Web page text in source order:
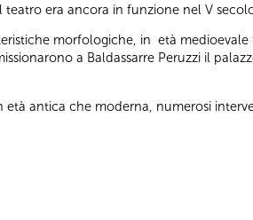
teatro era ancora in funzione nel V
morfologiche, in età
a Baldassarre Peruzzi il
antica che moderna, numerosi